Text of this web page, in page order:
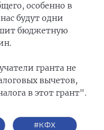
особенно в
будут одни
бюджетную
гранта не
вычетов,
в этот грант".
#КФХ